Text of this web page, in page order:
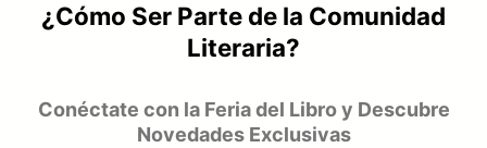
¿Cómo Ser Parte de la Comunidad
Literaria?
Conéctate con la Feria del Libro y Descubre
Novedades Exclusivas